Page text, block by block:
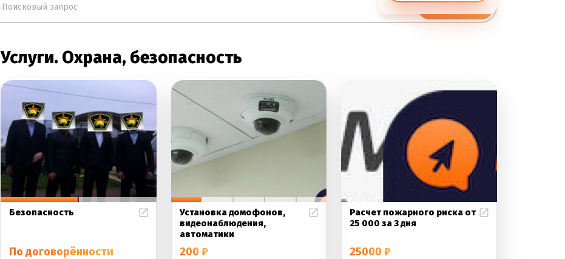
Услуги. Охрана, безопасность
Безопасность
По договорённости
Установка домофонов,
видеонаблюдения,
автоматики
200 ₽
Расчет пожарного риска от
25 000 за 3 дня
25000 ₽